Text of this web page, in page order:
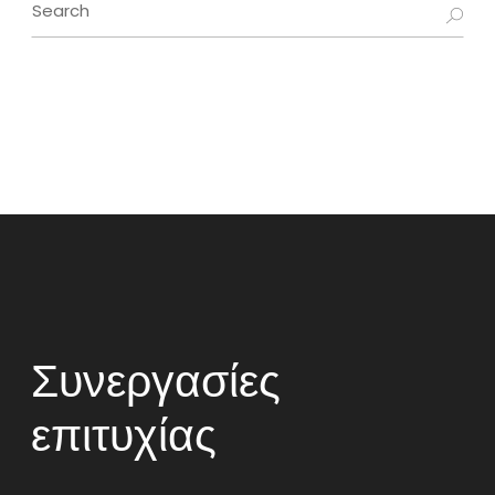
for:
Συνεργασίες
επιτυχίας